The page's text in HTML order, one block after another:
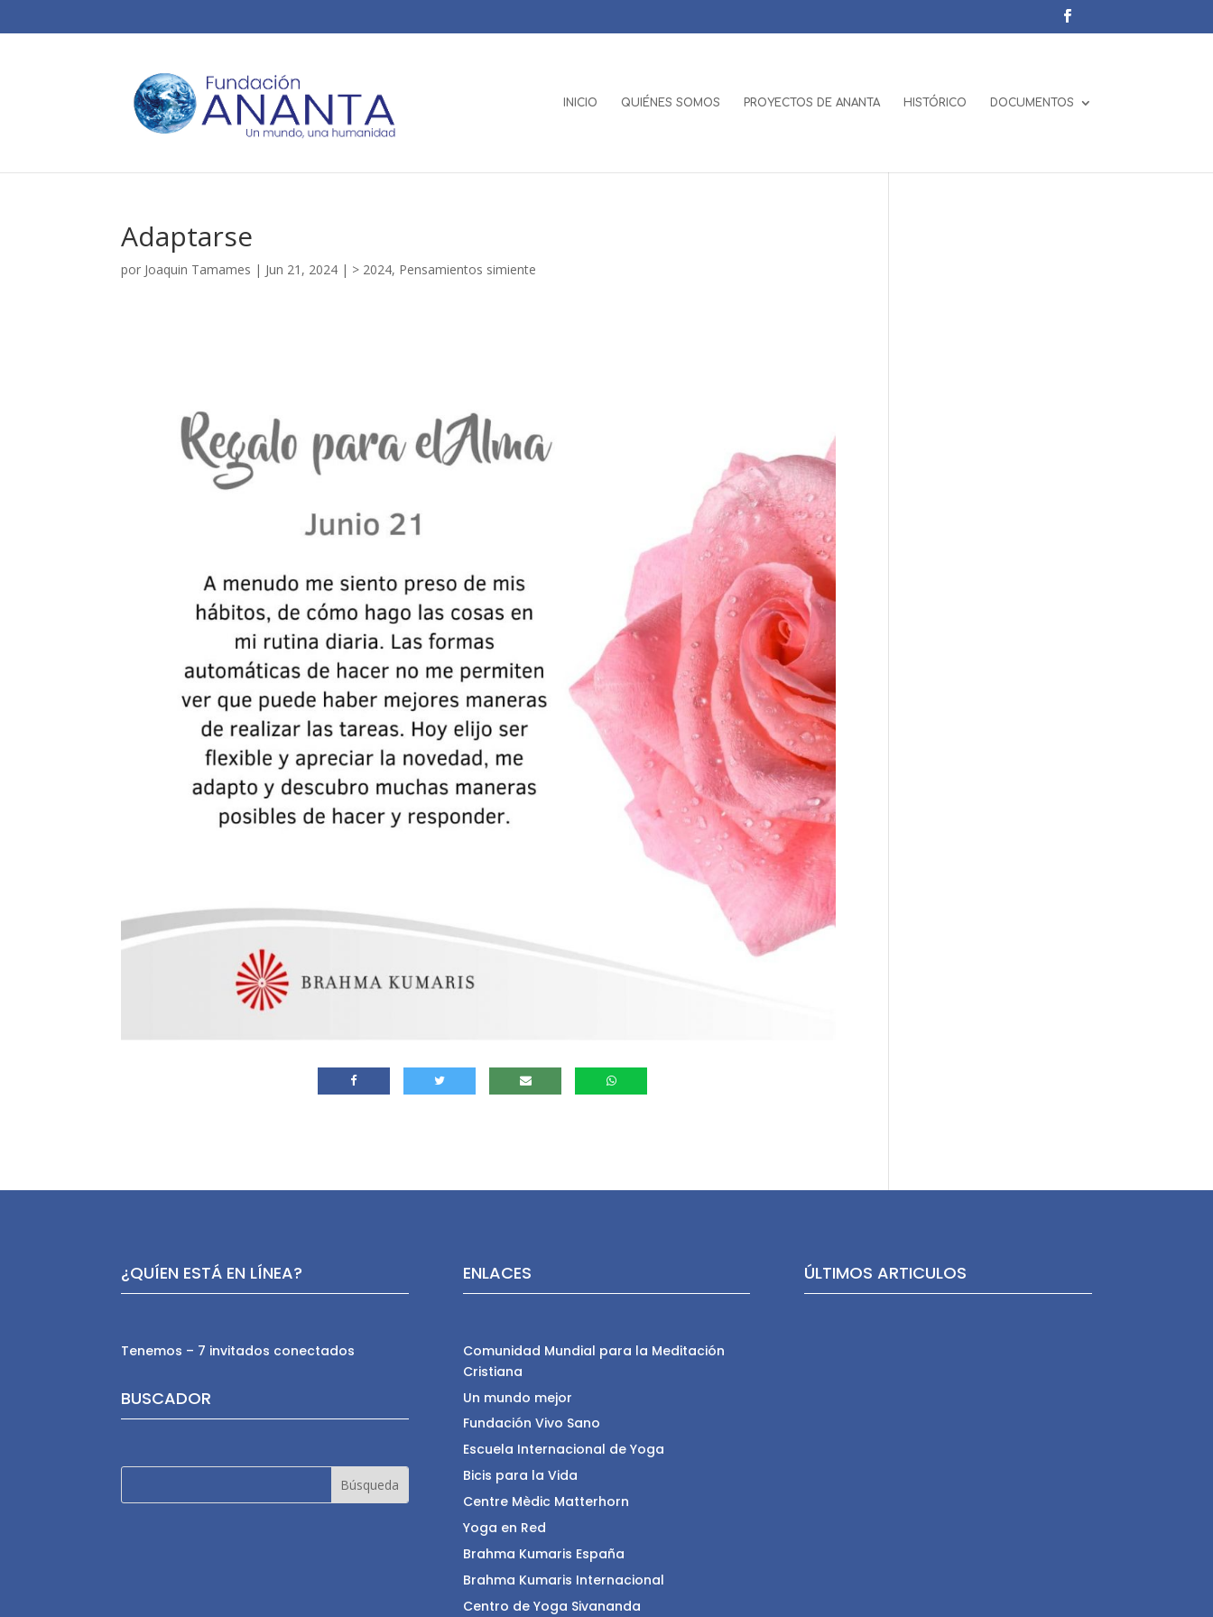
INICIO QUIÉNES SOMOS PROYECTOS DE ANANTA HISTÓRICO DOCUMENTOS
Adaptarse
por Joaquin Tamames | Jun 21, 2024 | > 2024, Pensamientos simiente
¿QUÍEN ESTÁ EN LÍNEA?
Tenemos – 7 invitados conectados
BUSCADOR
ENLACES
Comunidad Mundial para la Meditación
Cristiana
Un mundo mejor
Fundación Vivo Sano
Escuela Internacional de Yoga
Bicis para la Vida
Centre Mèdic Matterhorn
Yoga en Red
Brahma Kumaris España
Brahma Kumaris Internacional
Centro de Yoga Sivananda
ÚLTIMOS ARTICULOS